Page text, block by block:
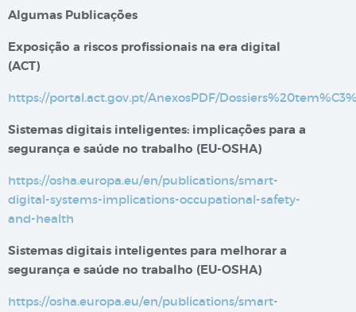
Algumas Publicações
Exposição a riscos profissionais na era digital​
(ACT)
https://portal.act.gov.pt/AnexosPDF/
Sistemas digitais inteligentes: implicações para a
segurança e saúde no trabalho (EU-OSHA)
https://osha.europa.eu/en/publications/smart-
digital-systems-implications-occupational-safety-
and-health
Sistemas digitais inteligentes para melhorar a
segurança e saúde no trabalho​​ (EU-OSHA)
https://osha.europa.eu/en/publications/smart-